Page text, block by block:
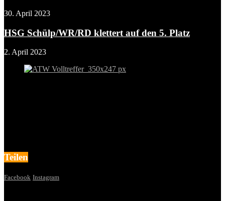
30. April 2023
HSG Schülp/WR/RD klettert auf den 5. Platz
2. April 2023
Teilen
Facebook Instagram